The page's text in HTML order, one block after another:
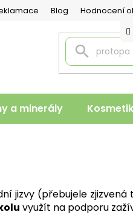
Blog Hodnocení
a minerály
jizvy (přebujele
využít na podporu